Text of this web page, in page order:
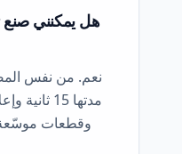
هل يمكنني صنع
نعم. من نفس
وقطعات موسّعة